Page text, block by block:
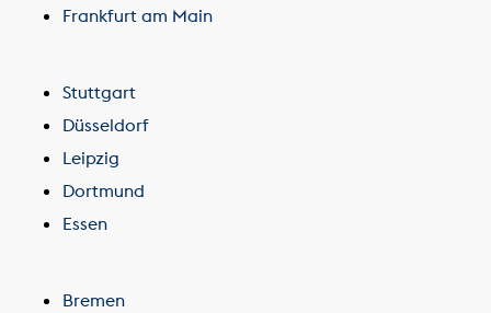
Frankfurt am Main
Stuttgart
Düsseldorf
Leipzig
Dortmund
Essen
Bremen